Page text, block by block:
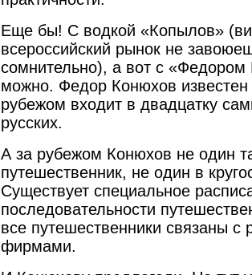
Еще бы! С водкой «Копылов»
всероссийский рынок не
сомнительно), а вот с
можно. Федор Конюхов известен
рубежом входит в двадцатку
русских.
А за рубежом Конюхов не один
путешественник, не один в
Существует специальное
последовательности
все путешественники связаны с
фирмами.